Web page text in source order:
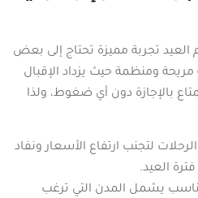
تجربة مميزة تحتاج إلى بعض
ومنظمة حيث يزداد الإقبال
بالإجازة دون أي ضغوط، ولذا
لتجنب ارتفاع الأسعار ونفاد
العيد.
يشمل المدن التي ترغب